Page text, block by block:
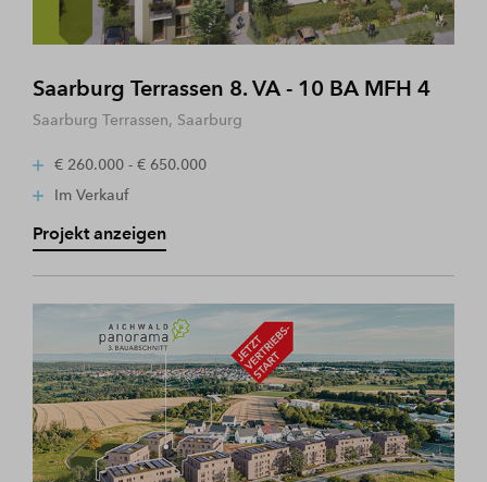
Saarburg Terrassen 8. VA - 10 BA MFH 4
Saarburg Terrassen, Saarburg
€ 260.000 - € 650.000
Im Verkauf
Projekt anzeigen